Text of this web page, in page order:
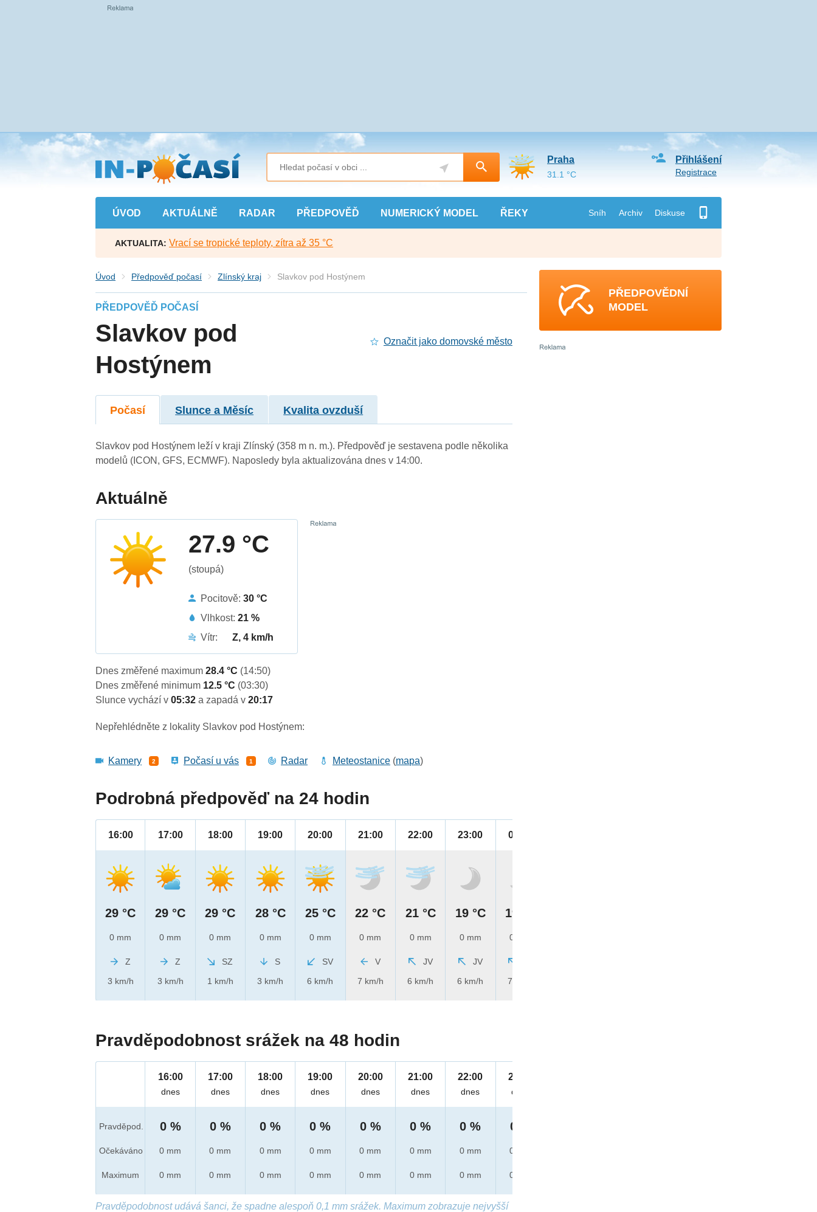
Přejít
na
hlavní
obsah
ÚVOD AKTUÁLNĚ RADAR PŘEDPOVĚĎ NUMERICKÝ MODEL ŘEKY Sníh Archiv Diskuse
Přihlášení
Registrace
Praha
31.1 °C
AKTUALITA: Vrací se tropické teploty, zítra až 35 °C
Úvod Předpověď počasí Zlínský kraj Slavkov pod Hostýnem
PŘEDPOVĚĎ POČASÍ
Slavkov pod
Hostýnem
Označit jako domovské město
Počasí Slunce a Měsíc Kvalita ovzduší
Slavkov pod Hostýnem leží v kraji Zlínský (358 m n. m.). Předpověď je sestavena podle několika
modelů (ICON, GFS, ECMWF). Naposledy byla aktualizována dnes v 14:00.
Aktuálně
27.9 °C
(stoupá)
Pocitově:30 °C
Vlhkost:21 %
Vítr:
Z, 4 km/h
Dnes změřené maximum28.4 °C (14:50)
Dnes změřené minimum 12.5 °C (03:30)
Slunce vychází v05:32a zapadá v20:17
Nepřehlédněte z lokality Slavkov pod Hostýnem:
Kamery 2 Počasí u vás 1 Radar Meteostanice (mapa)
Podrobná předpověď na 24 hodin
16:00
29 °C
0 mm
Z
3 km/h
17:00
29 °C
0 mm
Z
3 km/h
18:00
29 °C
0 mm
SZ
1 km/h
19:00
28 °C
0 mm
S
3 km/h
20:00
25 °C
0 mm
SV
6 km/h
21:00
22 °C
0 mm
V
7 km/h
22:00
21 °C
0 mm
JV
6 km/h
23:00
19 °C
0 mm
JV
6 km/h
00:00
19 °C
0 mm
7 km/h
Pravděpodobnost srážek na 48 hodin
Pravděpod.
Očekáváno
Maximum
16:00
dnes
0 %
0 mm
0 mm
17:00
dnes
0 %
0 mm
0 mm
18:00
dnes
0 %
0 mm
0 mm
19:00
dnes
0 %
0 mm
0 mm
20:00
dnes
0 %
0 mm
0 mm
21:00
dnes
0 %
0 mm
0 mm
22:00
dnes
0 %
0 mm
0 mm
23:00
dnes
0 %
0 mm
0 mm
Pravděpodobnost udává šanci, že spadne alespoň 0,1 mm srážek. Maximum zobrazuje nejvyšší
PŘEDPOVĚDNÍ
MODEL